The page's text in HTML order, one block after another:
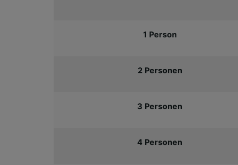
1 Person
2 Personen
3 Personen
4 Personen